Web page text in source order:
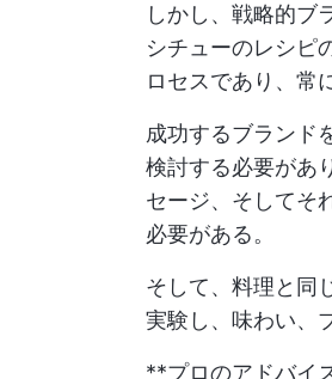
しかし、戦略的ブ
シチューのレシピ
ロセスであり、常
成功するブランド
検討する必要があ
セージ、そしてそ
必要がある。
そして、料理と同
実験し、味わい、
**プロのアドバイ